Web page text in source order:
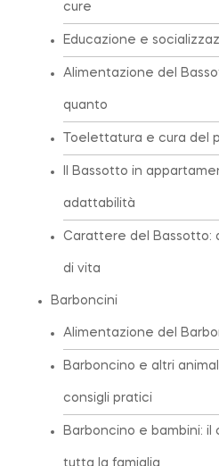
cure
Educazione e
Alimentazione del
quanto
Toelettatura e cura del
Il Bassotto in
adattabilità
Carattere del Bassotto:
di vita
Barboncini
Alimentazione del
Barboncino e altri
consigli pratici
Barboncino e bambini: